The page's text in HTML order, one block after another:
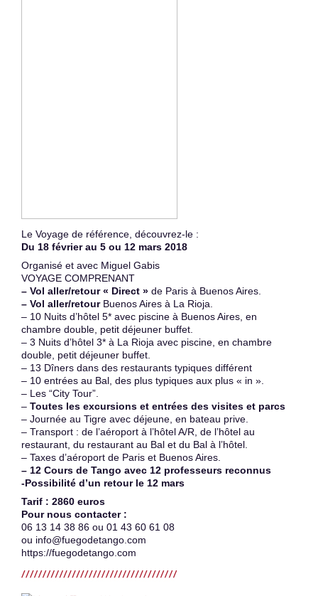
Le Voyage de référence, découvrez-le :
Du 18 février au 5 ou 12 mars 2018
Organisé et avec Miguel Gabis
VOYAGE COMPRENANT
– Vol aller/retour « Direct » de Paris à Buenos Aires.
– Vol aller/retourBuenos Aires à La Rioja.
– 10 Nuits d’hôtel 5* avec piscine à Buenos Aires, en
chambre double, petit déjeuner buffet.
– 3 Nuits d’hôtel 3* à La Rioja avec piscine, en chambre
double, petit déjeuner buffet.
– 13 Dîners dans des restaurants typiques différent
– 10 entrées au Bal, des plus typiques aux plus « in ».
– Les “City Tour”.
– Toutes les excursions et entrées des visites et parcs
– Journée au Tigre avec déjeune, en bateau prive.
– Transport : de l’aéroport à l’hôtel A/R, de l’hôtel au
restaurant, du restaurant au Bal et du Bal à l’hôtel.
– Taxes d’aéroport de Paris et Buenos Aires.
– 12 Cours de Tango avec 12 professeurs reconnus
-Possibilité d’un retour le 12 mars
Tarif : 2860 euros
Pour nous contacter :
06 13 14 38 86 ou 01 43 60 61 08
ou info@fuegodetango.com
https://fuegodetango.com